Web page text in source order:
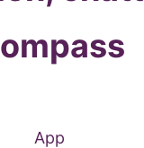
App